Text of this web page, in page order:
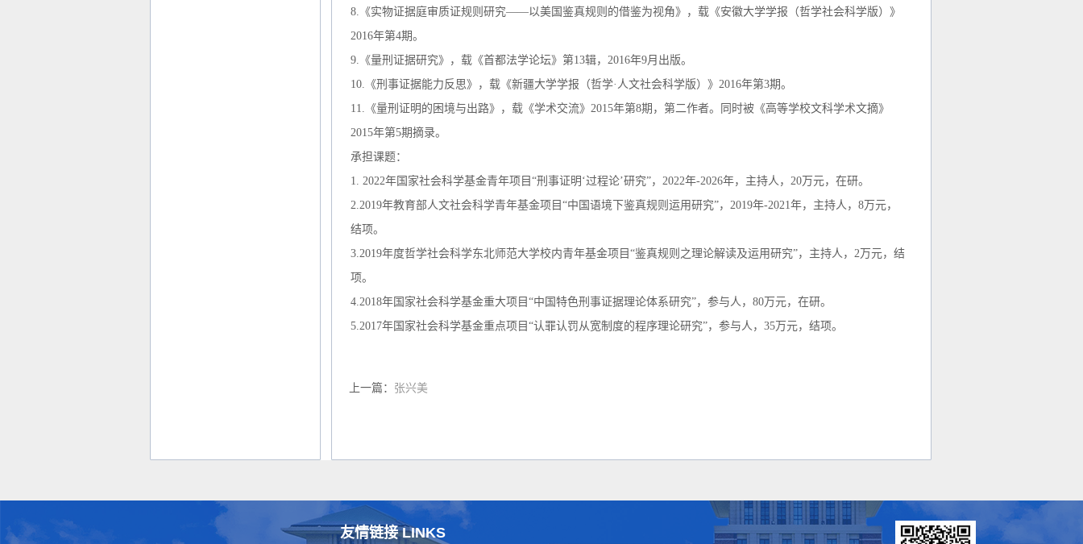
8.《实物证据庭审质证规则研究——以美国鉴真规则的借鉴为视角》，载《安徽大学学报（哲学社会科学版）》
2016年第4期。
9.《量刑证据研究》，载《首都法学论坛》第13辑，2016年9月出版。
10.《刑事证据能力反思》，载《新疆大学学报（哲学·人文社会科学版）》2016年第3期。
11.《量刑证明的困境与出路》，载《学术交流》2015年第8期，第二作者。同时被《高等学校文科学术文摘》
2015年第5期摘录。
承担课题：
1 . 2022年国家社会科学基金青年项目“刑事证明‘过程论’研究”， 2022年-2026年，主持人， 20万元，在研。
2.2019年教育部人文社会科学青年基金项目“中国语境下鉴真规则运用研究”，2019年-2021年，主持人，8万元，
结项。
3.2019年度哲学社会科学东北师范大学校内青年基金项目“鉴真规则之理论解读及运用研究”，主持人，2万元，结
项。
4.2018年国家社会科学基金重大项目“中国特色刑事证据理论体系研究”，参与人，80万元，在研。
5.2017年国家社会科学基金重点项目“认罪认罚从宽制度的程序理论研究”，参与人，35万元， 结项。
上一篇： 张兴美
友情链接 LINKS